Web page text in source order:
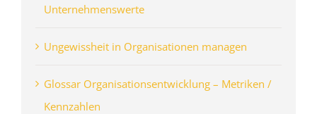
Unternehmenswerte
Ungewissheit in Organisationen managen
Glossar Organisationsentwicklung – Metriken /
Kennzahlen